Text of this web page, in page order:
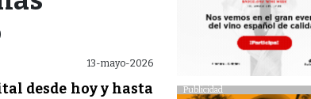
13-mayo-2026
desde hoy y hasta
Publicidad